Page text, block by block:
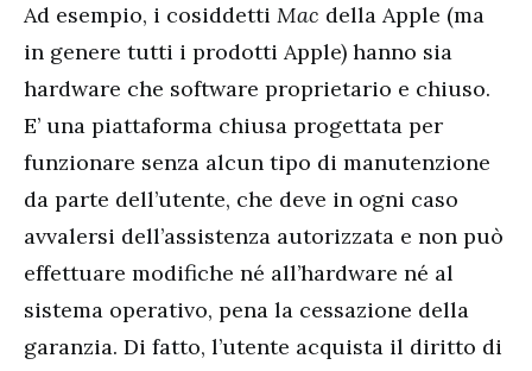
Ad esempio, i cosiddetti Mac della Apple (ma
in genere tutti i prodotti Apple) hanno sia
hardware che software proprietario e chiuso.
E’ una piattaforma chiusa progettata per
funzionare senza alcun tipo di manutenzione
da parte dell’utente, che deve in ogni caso
avvalersi dell’assistenza autorizzata e non può
effettuare modifiche né all’hardware né al
sistema operativo, pena la cessazione della
garanzia. Di fatto, l’utente acquista il diritto di